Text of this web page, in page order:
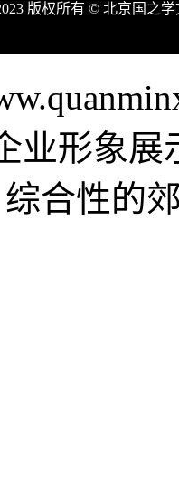
版权所有 © 北京国之
业形象
综合性的